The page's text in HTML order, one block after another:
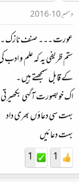
دسمبر 10، 2016
عورت ۔۔۔ صنف نازک
ستم ظریفی یہ کہ علم و
کے قابل سمجھتے ہیں ۔
اک خوبصورت آگہی بکھیرتی
بہت سی دعاؤں بھری داد
بہت دعائیں
1
1